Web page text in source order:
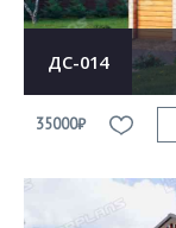
ДС-014
35000₽